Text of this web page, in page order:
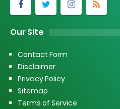
Our Site
Contact Form
Disclaimer
Privacy Policy
Sitemap
Terms of Service